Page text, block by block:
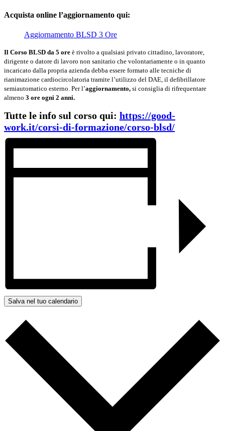
Acquista online l’aggiornamento qui:
Aggiornamento BLSD 3 Ore
Il Corso BLSD da 5 ore è rivolto a qualsiasi privato cittadino, lavoratore,
dirigente o datore di lavoro non sanitario che volontariamente o in quanto
incaricato dalla propria azienda debba essere formato alle tecniche di
rianimazione cardiocircolatoria tramite l’utilizzo del DAE, il defibrillatore
semiautomatico esterno. Per l’aggiornamento, si consiglia di rifrequentare
almeno 3 ore ogni 2 anni.
Tutte le info sul corso qui: https://good-
work.it/corsi-di-formazione/corso-blsd/
Salva nel tuo calendario